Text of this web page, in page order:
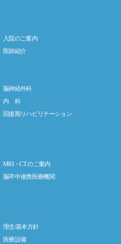
入院のご案内
医師紹介
脳神経外科
内 科
回復期リハビリテーション
MRI・CT のご案内
脳卒中連携医療機関
理念/基本方針
医療設備